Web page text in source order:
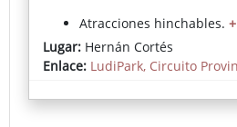
Atracciones hinchables.
Inscripciones: En el
en el parque el día del evento.
Lugar: Hernán Cortés
Enlace: LudiPark, Circuito